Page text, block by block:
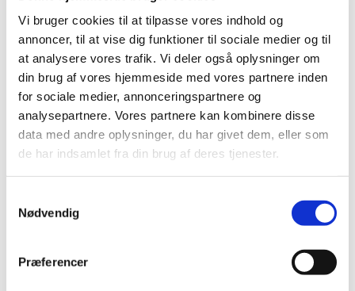
Vi bruger cookies til at tilpasse vores indhold og
annoncer, til at vise dig funktioner til sociale medier og til
at analysere vores trafik. Vi deler også oplysninger om
din brug af vores hjemmeside med vores partnere inden
for sociale medier, annonceringspartnere og
analysepartnere. Vores partnere kan kombinere disse
data med andre oplysninger, du har givet dem, eller som
de har indsamlet fra din brug af deres tjenester.
Nødvendig
Præferencer
Koret har plads til både mænd og kvinder, og vi
synger såvel verdsligt som kirkeligt repertoire.
Salmer, viser, årstidssange, som regel i tre-
stemmige udgaver.
Vi optræder 3-5 gange årligt. Oftest selvfølgelig i
kirken, men vi er også åbne for at komme ud og
synge for folk i lokalmiljøet!
Tilmelding og information ved korleder Jakob
eller 40 26 33
52.